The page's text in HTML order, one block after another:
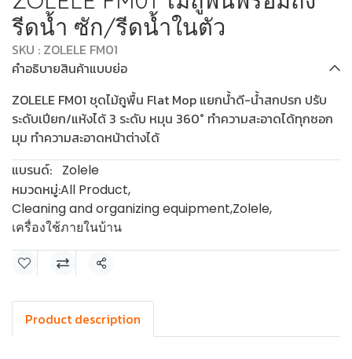
รีดน้ำ ซัก/รีดน้ำในตัว
SKU : ZOLELE FM01
คำอธิบายสินค้าแบบย่อ
ZOLELE FM01 ชุดไม้ถูพื้น Flat Mop แยกน้ำดี-น้ำสกปรก ปรับ
ระดับเปียก/แห้งได้ 3 ระดับ หมุน 360° ทำความสะอาดได้ทุกซอก
มุม ทำความสะอาดหน้าต่างได้
แบรนด์:
Zolele
หมวดหมู่:All Product,
Cleaning and organizing equipment,Zolele,
เครื่องใช้ภายในบ้าน
แชร์
Product description